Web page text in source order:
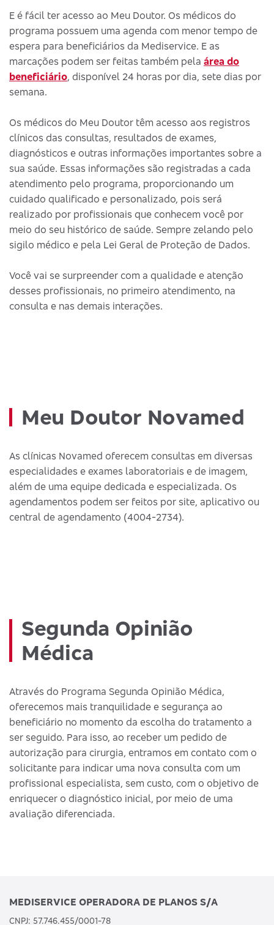
E é fácil ter acesso ao Meu Doutor. Os médicos do
programa possuem uma agenda com menor tempo de
espera para beneficiários da Mediservice. E as
marcações podem ser feitas também pela área do
beneficiário, disponível 24 horas por dia, sete dias por
semana.
Os médicos do Meu Doutor têm acesso aos registros
clínicos das consultas, resultados de exames,
diagnósticos e outras informações importantes sobre a
sua saúde. Essas informações são registradas a cada
atendimento pelo programa, proporcionando um
cuidado qualificado e personalizado, pois será
realizado por profissionais que conhecem você por
meio do seu histórico de saúde. Sempre zelando pelo
sigilo médico e pela Lei Geral de Proteção de Dados.
Você vai se surpreender com a qualidade e atenção
desses profissionais, no primeiro atendimento, na
consulta e nas demais interações.
Meu Doutor Novamed
As clínicas Novamed oferecem consultas em diversas
especialidades e exames laboratoriais e de imagem,
além de uma equipe dedicada e especializada. Os
agendamentos podem ser feitos por site, aplicativo ou
central de agendamento (4004-2734).
Segunda Opinião
Médica
Através do Programa Segunda Opinião Médica,
oferecemos mais tranquilidade e segurança ao
beneficiário no momento da escolha do tratamento a
ser seguido. Para isso, ao receber um pedido de
autorização para cirurgia, entramos em contato com o
solicitante para indicar uma nova consulta com um
profissional especialista, sem custo, com o objetivo de
enriquecer o diagnóstico inicial, por meio de uma
avaliação diferenciada.
MEDISERVICE OPERADORA DE PLANOS S/A
CNPJ: 57.746.455/0001-78